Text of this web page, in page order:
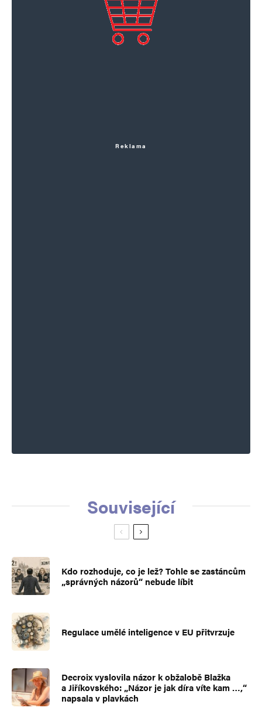
Reklama
Související
Kdo rozhoduje, co je lež? Tohle se zastáncům
„správných názorů“ nebude líbit
Regulace umělé inteligence v EU přitvrzuje
Decroix vyslovila názor k obžalobě Blažka
a Jiříkovského: „Názor je jak díra víte kam …,“
napsala v plavkách